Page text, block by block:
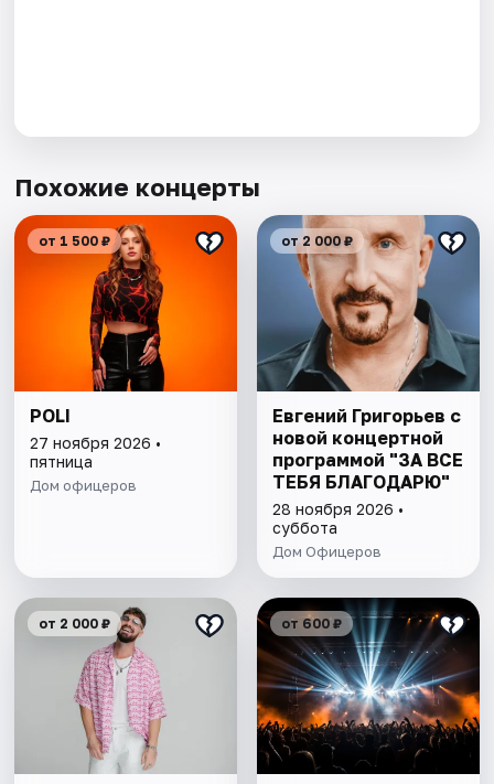
Похожие концерты
от 1 500 ₽
POLI
27 ноября 2026 •
пятница
Дом офицеров
от 2 000 ₽
Евгений Григорьев с
новой концертной
программой "ЗА ВСЕ
ТЕБЯ БЛАГОДАРЮ"
28 ноября 2026 •
суббота
Дом Офицеров
от 2 000 ₽ от 600 ₽